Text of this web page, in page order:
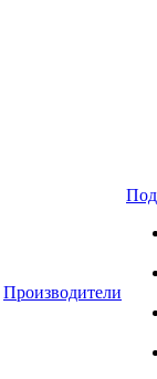
Производители